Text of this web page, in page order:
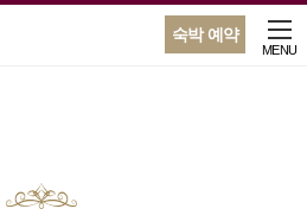
숙박 예약
MENU